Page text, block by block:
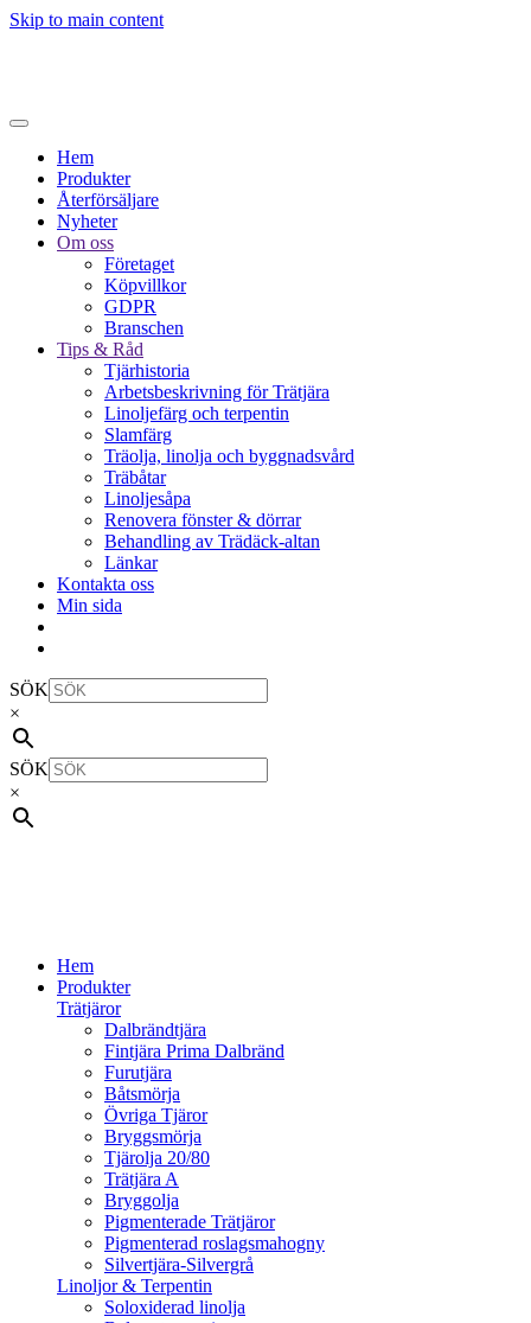
Skip to main content
Hem
Produkter
Återförsäljare
Nyheter
Om oss
Företaget
Köpvillkor
GDPR
Branschen
Tips & Råd
Tjärhistoria
Arbetsbeskrivning för Trätjära
Linoljefärg och terpentin
Slamfärg
Träolja, linolja och byggnadsvård
Träbåtar
Linoljesåpa
Renovera fönster & dörrar
Behandling av Trädäck-altan
Länkar
Kontakta oss
Min sida
SÖK
×
SÖK
×
Hem
Produkter
Trätjäror
Dalbrändtjära
Fintjära Prima Dalbränd
Furutjära
Båtsmörja
Övriga Tjäror
Bryggsmörja
Tjärolja 20/80
Trätjära A
Bryggolja
Pigmenterade Trätjäror
Pigmenterad roslagsmahogny
Silvertjära-Silvergrå
Linoljor & Terpentin
Soloxiderad linolja